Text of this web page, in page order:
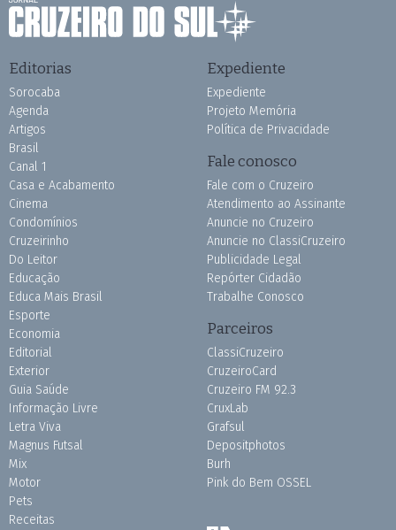
Editorias
Sorocaba
Agenda
Artigos
Brasil
Canal 1
Casa e Acabamento
Cinema
Condomínios
Cruzeirinho
Do Leitor
Educação
Educa Mais Brasil
Esporte
Economia
Editorial
Exterior
Guia Saúde
Informação Livre
Letra Viva
Magnus Futsal
Mix
Motor
Pets
Receitas
Expediente
Expediente
Projeto Memória
Política de Privacidade
Fale conosco
Fale com o Cruzeiro
Atendimento ao Assinante
Anuncie no Cruzeiro
Anuncie no ClassiCruzeiro
Publicidade Legal
Repórter Cidadão
Trabalhe Conosco
Parceiros
ClassiCruzeiro
CruzeiroCard
Cruzeiro FM 92.3
CruxLab
Grafsul
Depositphotos
Burh
Pink do Bem OSSEL